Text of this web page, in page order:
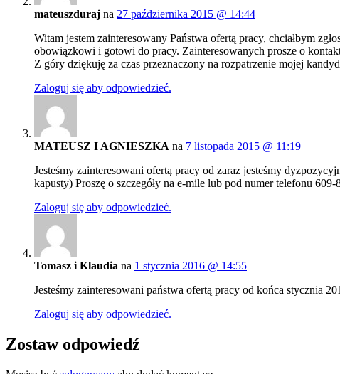
mateuszduraj na 27 października 2015 @ 14:44
Witam jestem zainteresowany Państwa ofertą pracy, chciałbym
obowiązkowi i gotowi do pracy. Zainteresowanych prosze o
Z góry dziękuję za czas przeznaczony na rozpatrzenie mojej
Zaloguj się aby odpowiedzieć.
MATEUSZ I AGNIESZKA na 7 listopada 2015 @ 11:19
Jesteśmy zainteresowani ofertą pracy od zaraz jesteśmy
kapusty) Proszę o szczegóły na e-mile lub pod numer telefonu
Zaloguj się aby odpowiedzieć.
Tomasz i Klaudia na 1 stycznia 2016 @ 14:55
Jesteśmy zainteresowani państwa ofertą pracy od końca stycznia
Zaloguj się aby odpowiedzieć.
Zostaw odpowiedź